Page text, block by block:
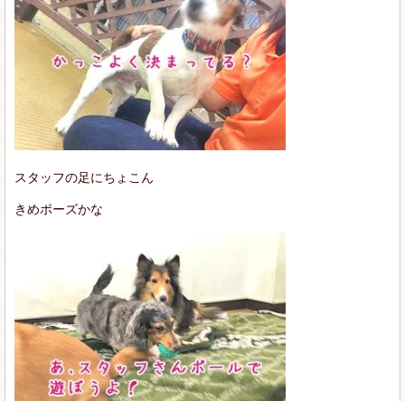
スタッフの足にちょこん
きめポーズかな